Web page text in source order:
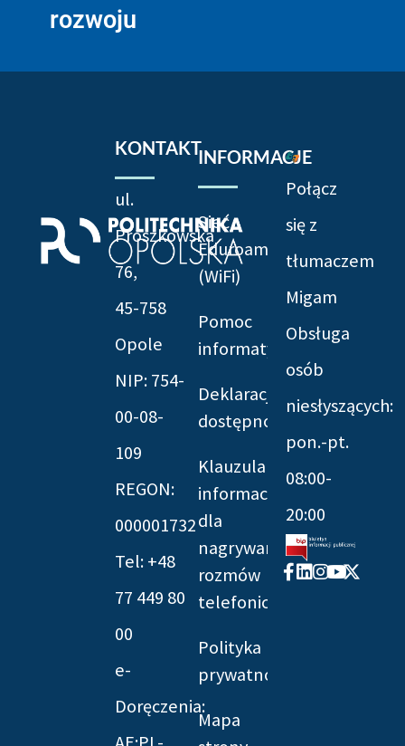
rozwoju
KONTAKT
ul.
Prószkowska
76,
45-758
Opole
NIP: 754-
00-08-
109
REGON:
000001732
Tel: +48
77 449 80
00
e-
Doręczenia:
INFORMACJE
Sieć
Eduroam
(WiFi)
Pomoc
informatyczna
Deklaracja
dostępności
Klauzula
informacyjna
dla
nagrywania
rozmów
telefonicznych
Polityka
prywatności
Mapa
Połącz
się z
tłumaczem
Migam
Obsługa
osób
niesłyszących:
pon.-pt.
08:00-
20:00
Facebook-
f
Linkedin
Instagram
Youtube
X-
twitter